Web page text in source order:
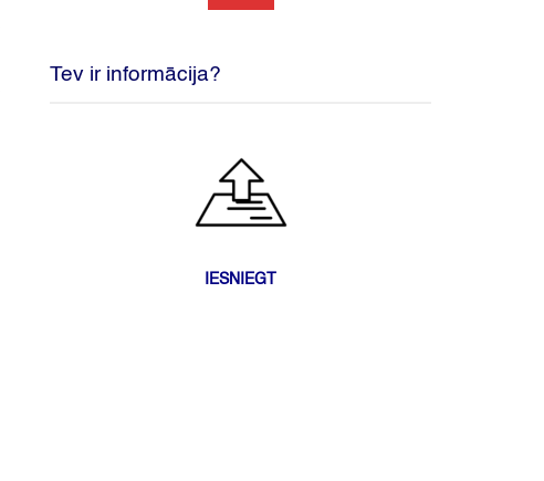
Tev ir informācija?
IESNIEGT